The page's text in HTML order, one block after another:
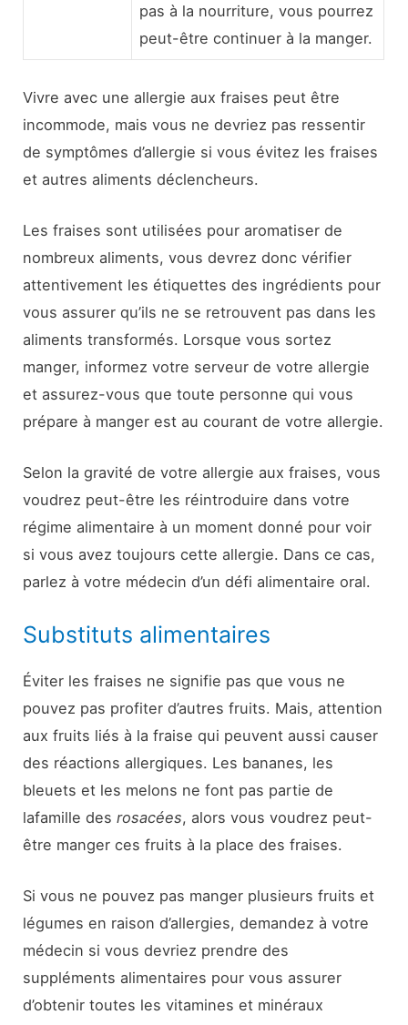
pas à la nourriture, vous pourrez
peut-être continuer à la manger.
Vivre avec une allergie aux fraises peut être
incommode, mais vous ne devriez pas ressentir
de symptômes d’allergie si vous évitez les fraises
et autres aliments déclencheurs.
Les fraises sont utilisées pour aromatiser de
nombreux aliments, vous devrez donc vérifier
attentivement les étiquettes des ingrédients pour
vous assurer qu’ils ne se retrouvent pas dans les
aliments transformés. Lorsque vous sortez
manger, informez votre serveur de votre allergie
et assurez-vous que toute personne qui vous
prépare à manger est au courant de votre allergie.
Selon la gravité de votre allergie aux fraises, vous
voudrez peut-être les réintroduire dans votre
régime alimentaire à un moment donné pour voir
si vous avez toujours cette allergie. Dans ce cas,
parlez à votre médecin d’un défi alimentaire oral.
Substituts alimentaires
Éviter les fraises ne signifie pas que vous ne
pouvez pas profiter d’autres fruits. Mais, attention
aux fruits liés à la fraise qui peuvent aussi causer
des réactions allergiques. Les bananes, les
bleuets et les melons ne font pas partie de
lafamille desrosacées, alors vous voudrez peut-
être manger ces fruits à la place des fraises.
Si vous ne pouvez pas manger plusieurs fruits et
légumes en raison d’allergies, demandez à votre
médecin si vous devriez prendre des
suppléments alimentaires pour vous assurer
d’obtenir toutes les vitamines et minéraux